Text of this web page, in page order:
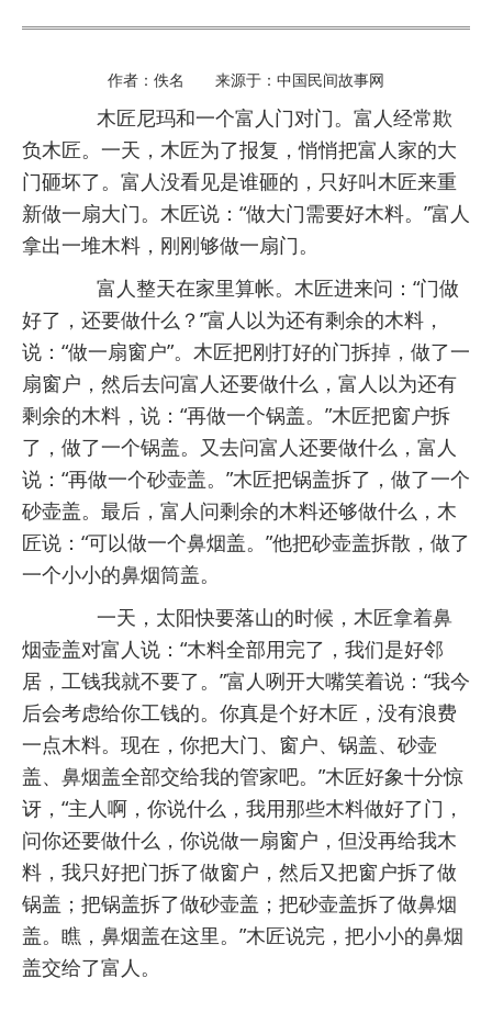
作者：佚名 来源于：中国民间故事网
木匠尼玛和一个富人门对门。富人经常欺
负木匠。一天，木匠为了报复，悄悄把富人家的大
门砸坏了。富人没看见是谁砸的，只好叫木匠来重
新做一扇大门。木匠说：“做大门需要好木料。”富人
拿出一堆木料，刚刚够做一扇门。
富人整天在家里算帐。木匠进来问：“门做
好了，还要做什么？”富人以为还有剩余的木料，
说：“做一扇窗户”。木匠把刚打好的门拆掉，做了一
扇窗户，然后去问富人还要做什么，富人以为还有
剩余的木料，说：“再做一个锅盖。”木匠把窗户拆
了，做了一个锅盖。又去问富人还要做什么，富人
说：“再做一个砂壶盖。”木匠把锅盖拆了，做了一个
砂壶盖。最后，富人问剩余的木料还够做什么，木
匠说：“可以做一个鼻烟盖。”他把砂壶盖拆散，做了
一个小小的鼻烟筒盖。
一天，太阳快要落山的时候，木匠拿着鼻
烟壶盖对富人说：“木料全部用完了，我们是好邻
居，工钱我就不要了。”富人咧开大嘴笑着说：“我今
后会考虑给你工钱的。你真是个好木匠，没有浪费
一点木料。现在，你把大门、窗户、锅盖、砂壶
盖、鼻烟盖全部交给我的管家吧。”木匠好象十分惊
讶，“主人啊，你说什么，我用那些木料做好了门，
问你还要做什么，你说做一扇窗户，但没再给我木
料，我只好把门拆了做窗户，然后又把窗户拆了做
锅盖；把锅盖拆了做砂壶盖；把砂壶盖拆了做鼻烟
盖。瞧，鼻烟盖在这里。”木匠说完，把小小的鼻烟
盖交给了富人。